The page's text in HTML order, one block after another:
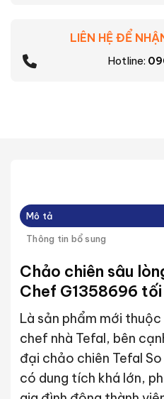
LIÊN HỆ ĐỂ
Hotline:
Mô tả
Thông tin bổ sung
Chảo chiên sâu
Chef G1358696
Là sản phẩm mới
chef nhà Tefal, bên
đại chảo chiên Tefal
có dung tích khá lớn,